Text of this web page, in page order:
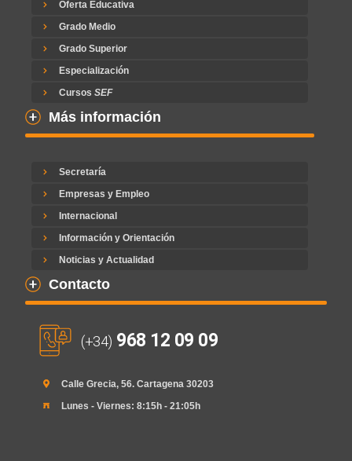
Oferta Educativa
Grado Medio
Grado Superior
Especialización
Cursos SEF
Más información
Secretaría
Empresas y Empleo
Internacional
Información y Orientación
Noticias y Actualidad
Contacto
(+34) 968 12 09 09
Calle Grecia, 56. Cartagena 30203
Lunes - Viernes: 8:15h - 21:05h